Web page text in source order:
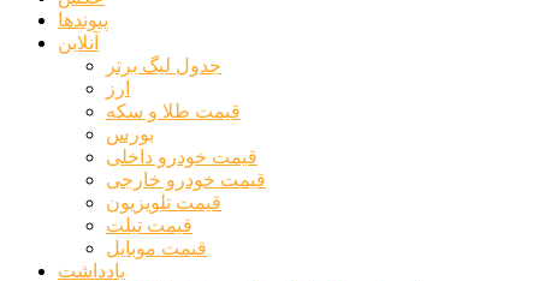
پیوندها
آنلاین
جدول لیگ برتر
ارز
قیمت طلا و سکه
بورس
قیمت خودرو داخلی
قیمت خودرو خارجی
قیمت تلویزیون
قیمت تبلت
قیمت موبایل
یادداشت